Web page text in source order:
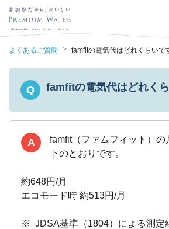
よくあるご質問 > famfitの電気代はどれくらいで
Q famfitの電気代はどれく
A
famfit（ファムフィット）の
下のとおりです。
約648円/月
エコモード時 約513円/月
※  JDSA基準（1804）による測定